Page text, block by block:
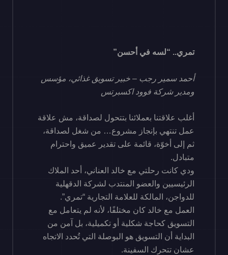
تمري.. “لسه في أحسن”
أحمد سمير رجب – خبير تسويق غذائي، مؤسس
ومدير شركة فوود اكسبرتس
أغلب علاقتنا بعملائنا بتتحول لصداقة، مش علاقة
عمل تنتهي بإنجاز مشروع… من شغل لصداقة،
ثم إلى أخوّة، قائمة على تقدير عميق واحترام
متبادل.
ودي كانت رحلتي مع خالد العناني، أحد الملاك
الرئيسيين والعضو المنتدب لشركة الدقهلية
للدواجن، المالكة للعلامة التجارية “تمري”.
العمل مع خالد كان مختلفًا، لأنه لم يتعامل مع
التسويق كحاجة شكلية أو تكميلية، بل آمن من
البداية أن التسويق هو البوصلة التي تُحدد الاتجاه
عشان تتحرك السفينة.